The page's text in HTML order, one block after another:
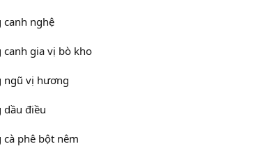
nghệ
canh gia vị bò kho
ngũ vị hương
dầu điều
phê bột nêm